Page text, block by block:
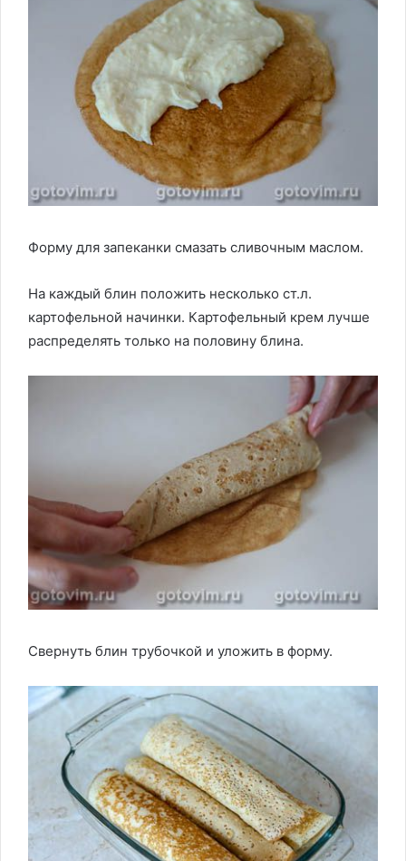
Форму для запеканки смазать сливочным маслом.
На каждый блин положить несколько ст.л.
картофельной начинки. Картофельный крем лучше
распределять только на половину блина.
Свернуть блин трубочкой и уложить в форму.